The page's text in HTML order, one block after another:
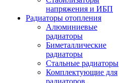
напряжения и ИБП
Радиаторы отопления
Алюминиевые
радиаторы
Биметаллические
радиаторы
Стальные радиаторы
Комплектующие для
радиаторов